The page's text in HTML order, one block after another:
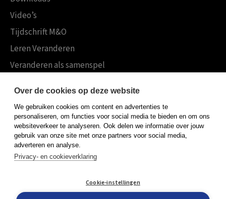
Video’s
Tijdschrift M&O
Leren Veranderen
Veranderen als samenspel
Koninklijke Boom uitgevers
Boom Psychologie
Boom Hoger Onderwijs
Privacy policy
Over de cookies op deze website
We gebruiken cookies om content en advertenties te
personaliseren, om functies voor social media te bieden en om ons
websiteverkeer te analyseren. Ook delen we informatie over jouw
gebruik van onze site met onze partners voor social media,
adverteren en analyse.
Privacy- en cookieverklaring
Cookie-instellingen